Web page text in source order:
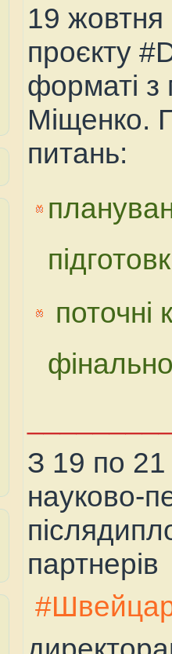
19 жовтня
проєкту
форматі з
Міщенко.
питань:
поточні
З 19 по 21
науково-
партнерів